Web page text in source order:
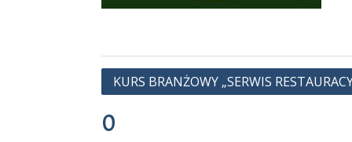
Nawigacja
KURS BRANŻOWY „SERWIS
0